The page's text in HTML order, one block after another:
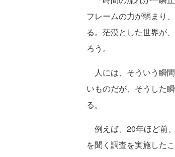
フレームの力が弱まり
る。茫漠とした世界が
ろう。
人には、そういう瞬
いものだが、そうした
る。
例えば、20年ほど前
を聞く調査を実施した